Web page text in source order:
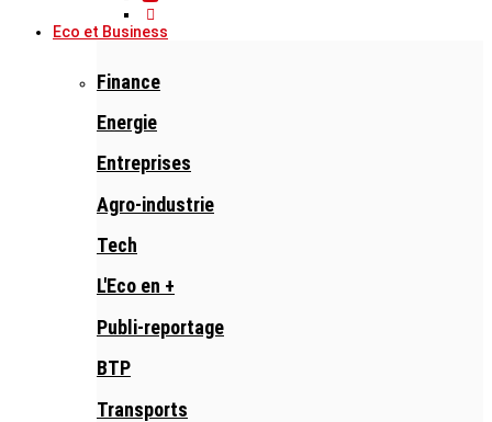
Eco et Business
Finance
Energie
Entreprises
Agro-industrie
Tech
L'Eco en +
Publi-reportage
BTP
Transports